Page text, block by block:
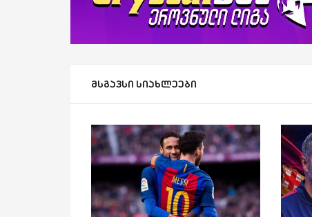
მსგავსი სიახლეები